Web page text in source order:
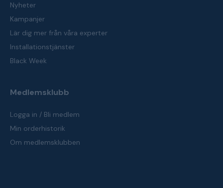
Nyheter
Kampanjer
Lär dig mer från våra experter
Installationstjänster
Black Week
Medlemsklubb
Logga in / Bli medlem
Min orderhistorik
Om medlemsklubben